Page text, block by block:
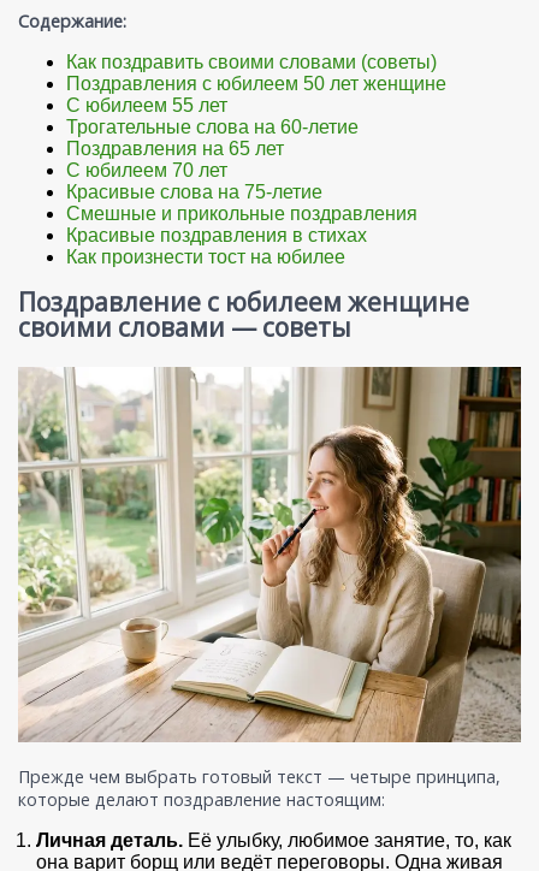
Содержание:
Как поздравить своими словами (советы)
Поздравления с юбилеем 50 лет женщине
С юбилеем 55 лет
Трогательные слова на 60-летие
Поздравления на 65 лет
С юбилеем 70 лет
Красивые слова на 75-летие
Смешные и прикольные поздравления
Красивые поздравления в стихах
Как произнести тост на юбилее
Поздравление с юбилеем женщине
своими словами — советы
Прежде чем выбрать готовый текст — четыре принципа,
которые делают поздравление настоящим:
Личная деталь. Её улыбку, любимое занятие, то, как
она варит борщ или ведёт переговоры. Одна живая